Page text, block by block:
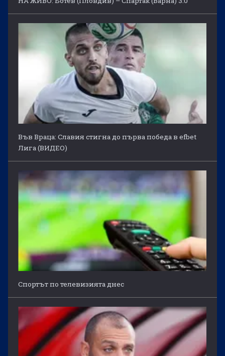
Във Враца: Славия стигна до първа победа в efbet
Лига (ВИДЕО)
Спортът по телевизията днес